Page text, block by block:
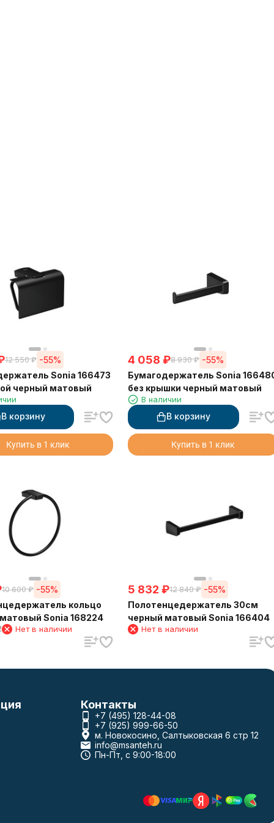
12 550 ₽ -55%
Sonia 166473
черный матовый
В корзину
Купить в 1 клик
4 058 ₽8 930 ₽ -55%
Бумагодержатель Sonia
без крышки черный матовый
В наличии
В корзину
Купить в 1 клик
10 600 ₽ -55%
кольцо
Sonia 168224
Нет в наличии
5 832 ₽12 840 ₽ -55%
Полотенцедержатель 30см
черный матовый Sonia 166404
Нет в наличии
Контакты
+7 (495) 128-44-08
+7 (925) 999-66-50
м. Новокосино, Салтыковская 6 стр 12
info@msanteh.ru
Пн-Пт, с 9:00-18:00